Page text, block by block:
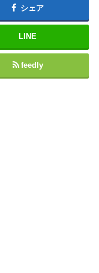
シェア
LINE
feedly